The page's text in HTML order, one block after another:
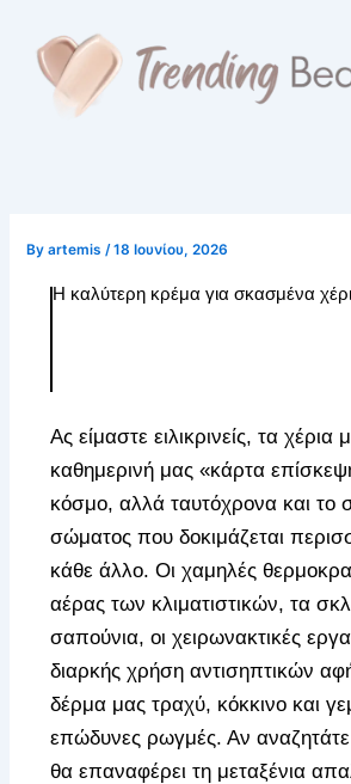
content
Byartemis/18 Ιουνίου, 2026
Η καλύτερη κρέμα για σκασμένα
Ας είμαστε ειλικρινείς, τα χέρια
καθημερινή μας «κάρτα
κόσμο, αλλά ταυτόχρονα και το
σώματος που δοκιμάζεται
κάθε άλλο. Οι χαμηλές
αέρας των κλιματιστικών, τα
σαπούνια, οι χειρωνακτικές
διαρκής χρήση αντισηπτικών
δέρμα μας τραχύ, κόκκινο και
επώδυνες ρωγμές. Αν
θα επαναφέρει τη μεταξένια